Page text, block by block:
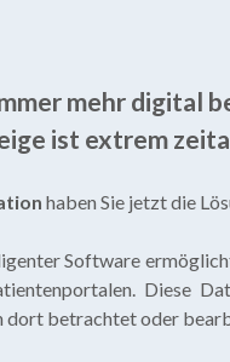
mehr digital
ist extrem
haben Sie jetzt die
Software
Diese
dort betrachtet oder